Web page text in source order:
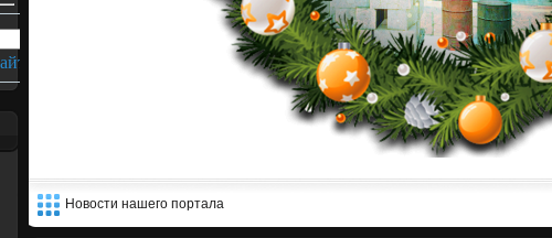
Новости нашего портала